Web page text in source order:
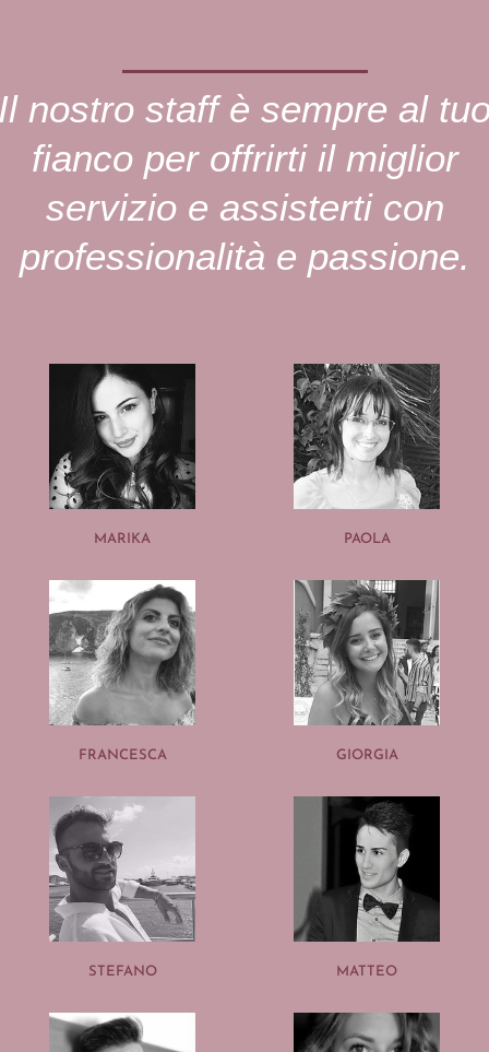
nostro staff è sempre al
fianco per offrirti il miglior
servizio e assisterti con
professionalità e passione.
MARIKA PAOLA
FRANCESCA GIORGIA
STEFANO MATTEO